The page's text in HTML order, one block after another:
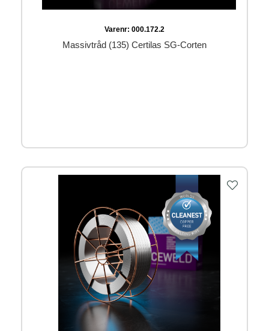
Varenr: 000.172.2
Massivtråd (135) Certilas SG-Corten